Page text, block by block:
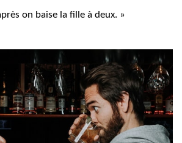
on baise la fille à deux. »